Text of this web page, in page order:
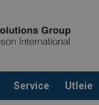
Service Utleie